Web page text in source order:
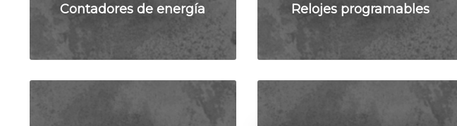
Contadores de energía Relojes programables